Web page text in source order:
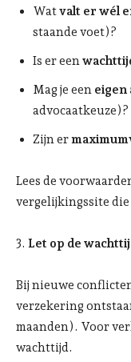
Watvalt er wél
staande voet)?
Is er een
Mag je een eigen
advocaatkeuze)?
Zijn er
Lees de
vergelijkingssite
3. Let op de
Bij nieuwe
verzekering
maanden). Voor
wachttijd.